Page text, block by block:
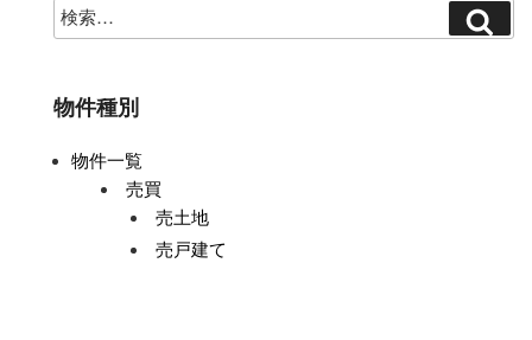
物件種別
物件一覧
売買
売土地
売戸建て